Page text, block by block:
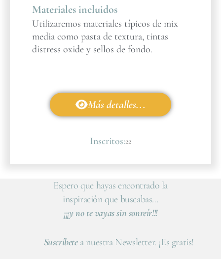
Materiales incluidos
Utilizaremos materiales típicos de mix
media como pasta de textura, tintas
distress oxide y sellos de fondo.
Más detalles...
Inscritos:22
Espero que hayas encontrado la
inspiración que buscabas…
¡¡¡y no te vayas sin sonreír!!!
Suscríbetea nuestra Newsletter. ¡Es gratis!